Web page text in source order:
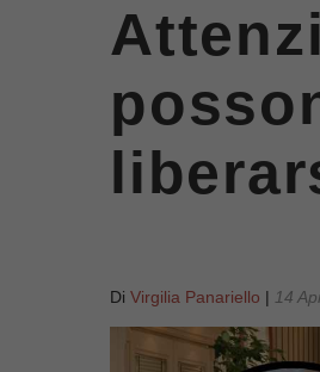
Di Virgilia Panariello | 14